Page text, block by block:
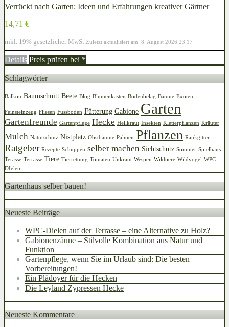
Verrückt nach Garten: Ideen und Erfahrungen kreativer Gärtner
14,71 €
inkl. 19% gesetzlicher MwSt. Zuletzt aktualisiert am: 8. August 2026 23:17
Details Preis prüfen bei *
Schlagwörter
Balkon Baumschnitt Beete Blog Blumenkasten Bodenbelag Bäume Exoten
Feinsteinzeug Fliesen Fussboden Fütterung Gabione Garten
Gartenfreunde Gartenpflege Hecke Heilkraut Insekten Kletterpflanzen Kräuter
Mulch Naturschutz Nistplatz Obstbäume Palmen Pflanzen Rankgitter
Ratgeber Rezepte Schuppen selber machen Sichtschutz Sommer Spielhaus
Terasse Terrasse Tiere Tierrettung Tomaten Unkraut Wespen Wildtiere Wildvögel WPC-
DIelen
Gartenhaus selber bauen!
Neueste Beiträge
WPC-Dielen auf der Terrasse – eine Alternative zu Holz?
Gabionenzäune – Stilvolle Kombination aus Natur und
Funktion
Gartenpflege, wenn Sie im Urlaub sind: Die besten
Vorbereitungen!
Ein Plädoyer für die Hecken
Die Leyland Zypressen Hecke
Neueste Kommentare